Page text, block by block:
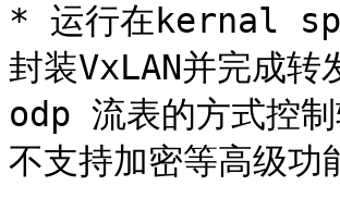
* 运行在kernal
封装VxLAN并完成
odp 流表的方式控
不支持加密等高级功